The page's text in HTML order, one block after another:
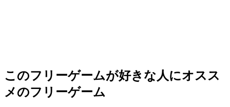
このフリーゲームが好きな人にオスス
メのフリーゲーム